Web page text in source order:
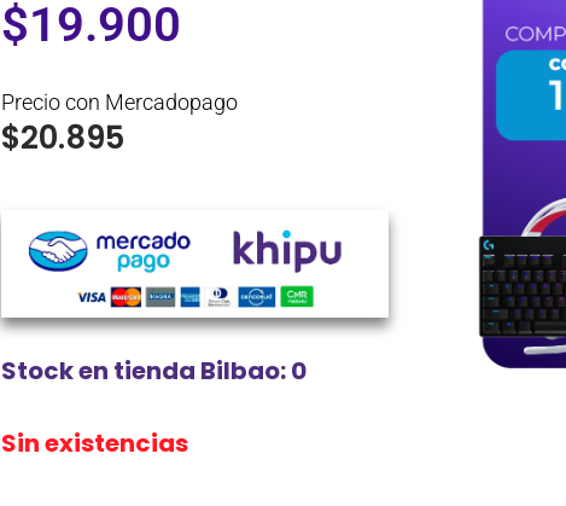
$19.900
Precio con Mercadopago
$20.895
Stock en tienda Bilbao: 0
Sin existencias